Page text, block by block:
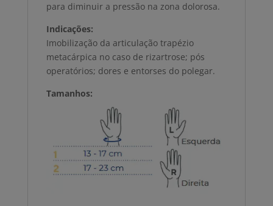
para diminuir a pressão na zona dolorosa.
Indicações:
Imobilização da articulação trapézio
metacárpica no caso de rizartrose; pós
operatórios; dores e entorses do polegar.
Tamanhos: